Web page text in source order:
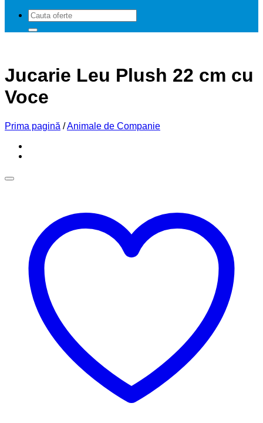
Caută
după:
Jucarie Leu Plush 22 cm cu
Voce
Prima pagină /Animale de Companie